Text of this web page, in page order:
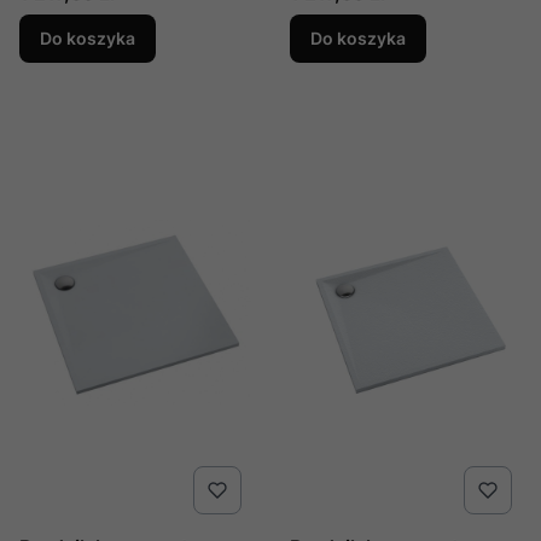
cm, kwadratowy,
produkcji Schedline, nr
kat.: 3SP.L1K-9090/C/ST
Do koszyka
cm, kwadratowy,
produkcji Schedline, nr
kat.: 3SP.L1K-
Do koszyka